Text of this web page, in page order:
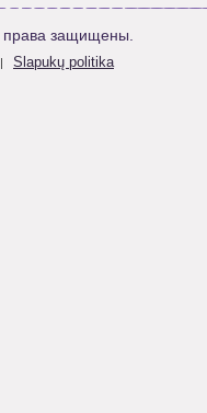
защищены.
| Slapukų politika